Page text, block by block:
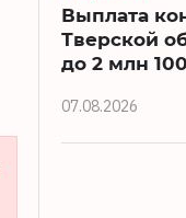
Выплата
Тверской
до 2 млн
07.08.2026